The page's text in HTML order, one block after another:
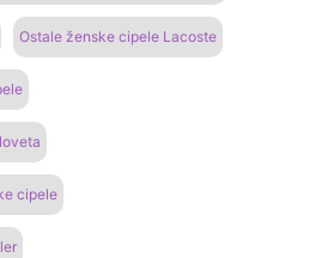
Ostale ženske cipele Lacoste
cipele